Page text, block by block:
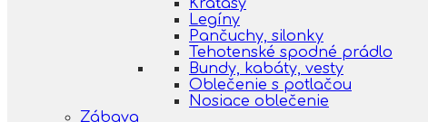
Kraťasy
Legíny
Pančuchy, silonky
Tehotenské spodné prádlo
Bundy, kabáty, vesty
Oblečenie s potlačou
Nosiace oblečenie
Zábava